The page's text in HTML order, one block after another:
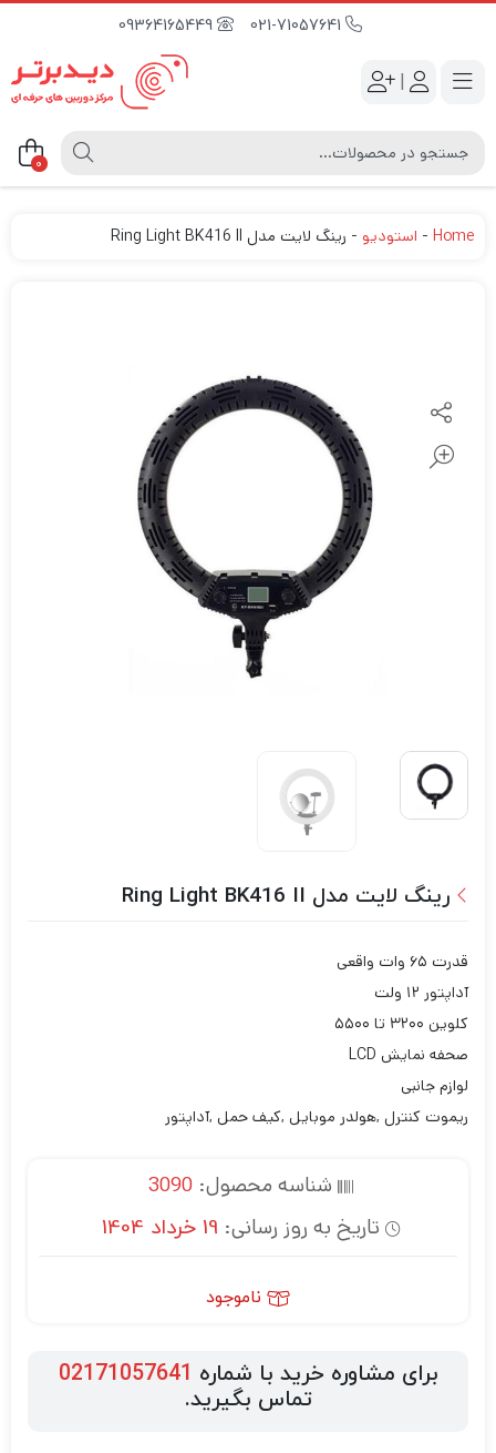
09364165449
|
0
Home
- استودیو - رینگ لایت مدل Ring Light BK416 II
رینگ لایت مدل Ring Light BK416 II
قدرت ۶۵ وات واقعی
آداپتور ۱۲ ولت
کلوین ۳۲۰۰ تا ۵۵۰۰
صحفه نمایش LCD
لوازم جانبی
ریموت کنترل ,هولدر موبایل ,کیف حمل ,آداپتور
شناسه محصول: 3090
تاریخ به روز رسانی: 19 خرداد 1404
ناموجود
برای مشاوره خرید با شماره 02171057641
تماس بگیرید.